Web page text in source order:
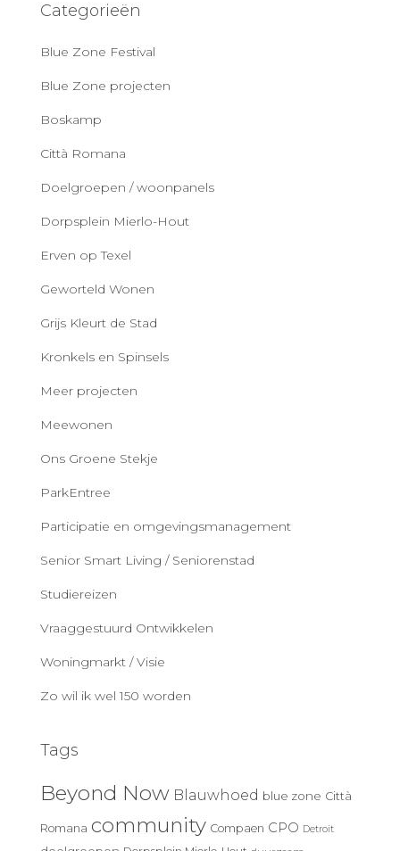
Categorieën
Blue Zone Festival
Blue Zone projecten
Boskamp
Città Romana
Doelgroepen / woonpanels
Dorpsplein Mierlo-Hout
Erven op Texel
Geworteld Wonen
Grijs Kleurt de Stad
Kronkels en Spinsels
Meer projecten
Meewonen
Ons Groene Stekje
ParkEntree
Participatie en omgevingsmanagement
Senior Smart Living / Seniorenstad
Studiereizen
Vraaggestuurd Ontwikkelen
Woningmarkt / Visie
Zo wil ik wel 150 worden
Tags
Beyond Now Blauwhoed blue zone Città
Romana community Compaen CPO Detroit